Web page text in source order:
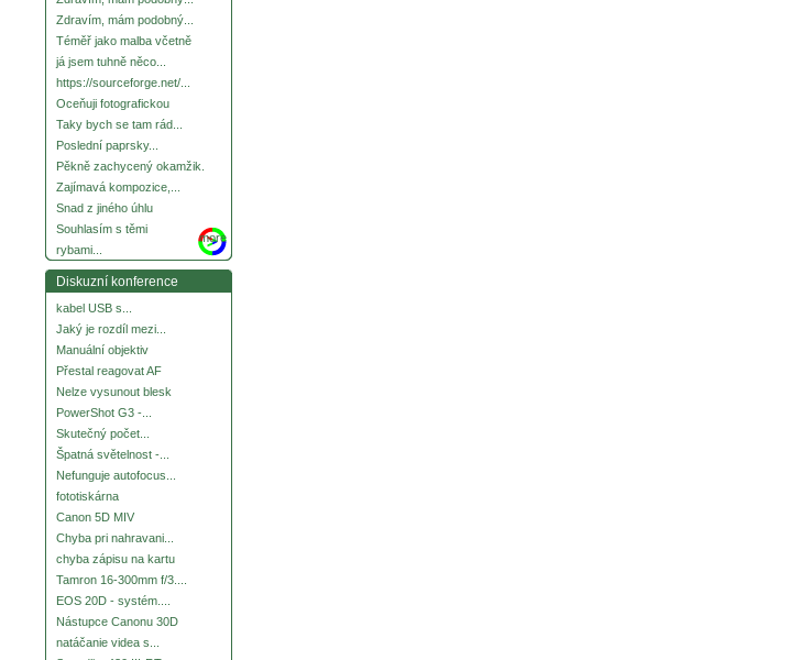
Zdravím, mám podobný...
Téměř jako malba včetně
já jsem tuhně něco...
https://sourceforge.net/...
Oceňuji fotografickou
Taky bych se tam rád...
Poslední paprsky...
Pěkně zachycený okamžik.
Zajímavá kompozice,...
Snad z jiného úhlu
Souhlasím s těmi
rybami...
more
Diskuzní konference
kabel USB s...
Jaký je rozdíl mezi...
Manuální objektiv
Přestal reagovat AF
Nelze vysunout blesk
PowerShot G3 -...
Skutečný počet...
Špatná světelnost -...
Nefunguje autofocus...
fototiskárna
Canon 5D MIV
Chyba pri nahravani...
chyba zápisu na kartu
Tamron 16-300mm f/3....
EOS 20D - systém....
Nástupce Canonu 30D
natáčanie videa s...